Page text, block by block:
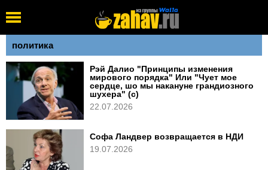
политика
Рэй Далио "Принципы изменения
мирового порядка" Или "Чует мое
сердце, шо мы накануне грандиозного
шухера" (с)
22.07.2026
Софа Ландвер возвращается в НДИ
19.07.2026